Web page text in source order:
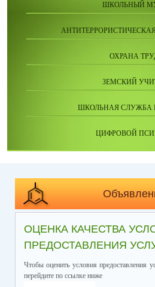
ШКОЛЬНЫЙ
ОХРАНА
ЗЕМСКИЙ
ШКОЛЬНАЯ СЛУЖБА
ЦИФРОВОЙ
ОЦЕНКА КАЧЕСТВА
ПРЕДОСТАВЛЕНИЯ
Чтобы оценить условия предоставления
перейдите по ссылке ниже